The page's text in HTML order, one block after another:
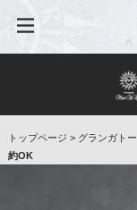
トップページ > グランガトー
約OK